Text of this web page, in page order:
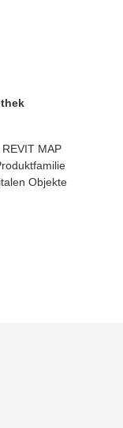
MAP
Objekte